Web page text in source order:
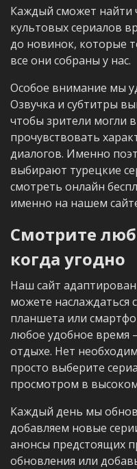
Каждый сможет найти
культовых сериалов
до новинок, которые
все они собраны у нас.
Особое внимание мы
Озвучка и субтитры
чтобы зрители могли
прочувствовать
диалогов. Именно
выбирают турецкие
смотреть онлайн
именно на нашем
Смотрите
когда угодно
Наш сайт
можете наслаждаться
планшета или
любое удобное время
отдыхе. Нет
просто выберите
просмотром в
Каждый день мы
добавляем новые
анонсы предстоящих
обновления или